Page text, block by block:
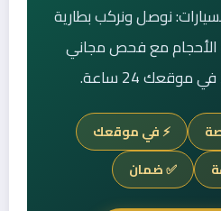
نوصل ونركب بطارية
الأحجام مع فحص مجاني
24 ساعة.
⚡ في موقعك
✅ ضمان